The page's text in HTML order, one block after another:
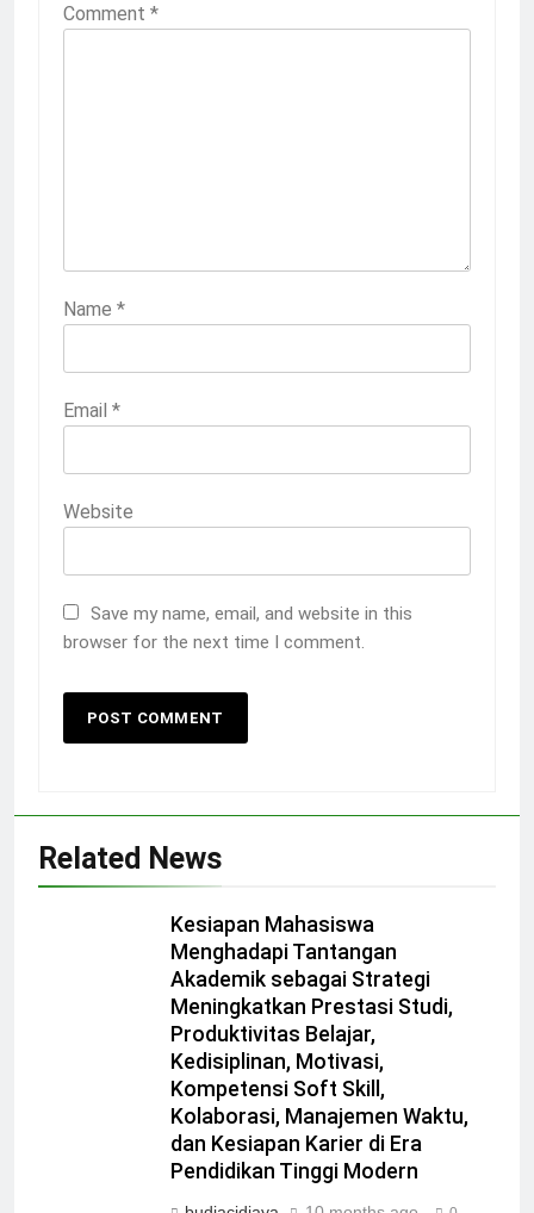
Comment *
Name *
Email *
Website
Save my name, email, and website in this
browser for the next time I comment.
Related News
Kesiapan Mahasiswa
Menghadapi Tantangan
Akademik sebagai Strategi
Meningkatkan Prestasi Studi,
Produktivitas Belajar,
Kedisiplinan, Motivasi,
Kompetensi Soft Skill,
Kolaborasi, Manajemen Waktu,
dan Kesiapan Karier di Era
Pendidikan Tinggi Modern